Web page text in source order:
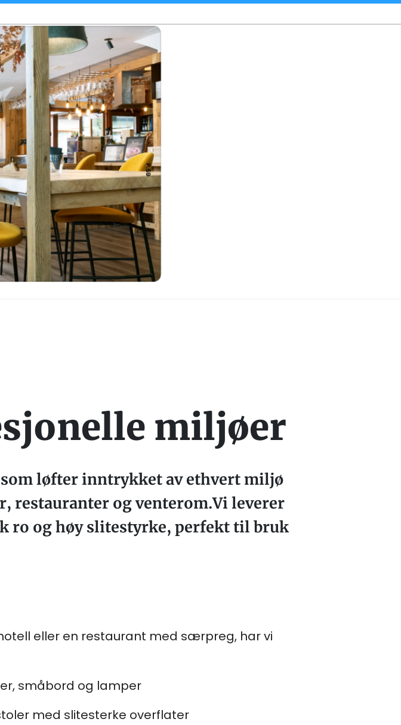
miljøer
løfter inntrykket av ethvert miljø
restauranter og venterom.Vi leverer
ro og høy slitestyrke, perfekt til bruk
eller en restaurant med særpreg, har vi
småbord og lamper
med slitesterke overflater